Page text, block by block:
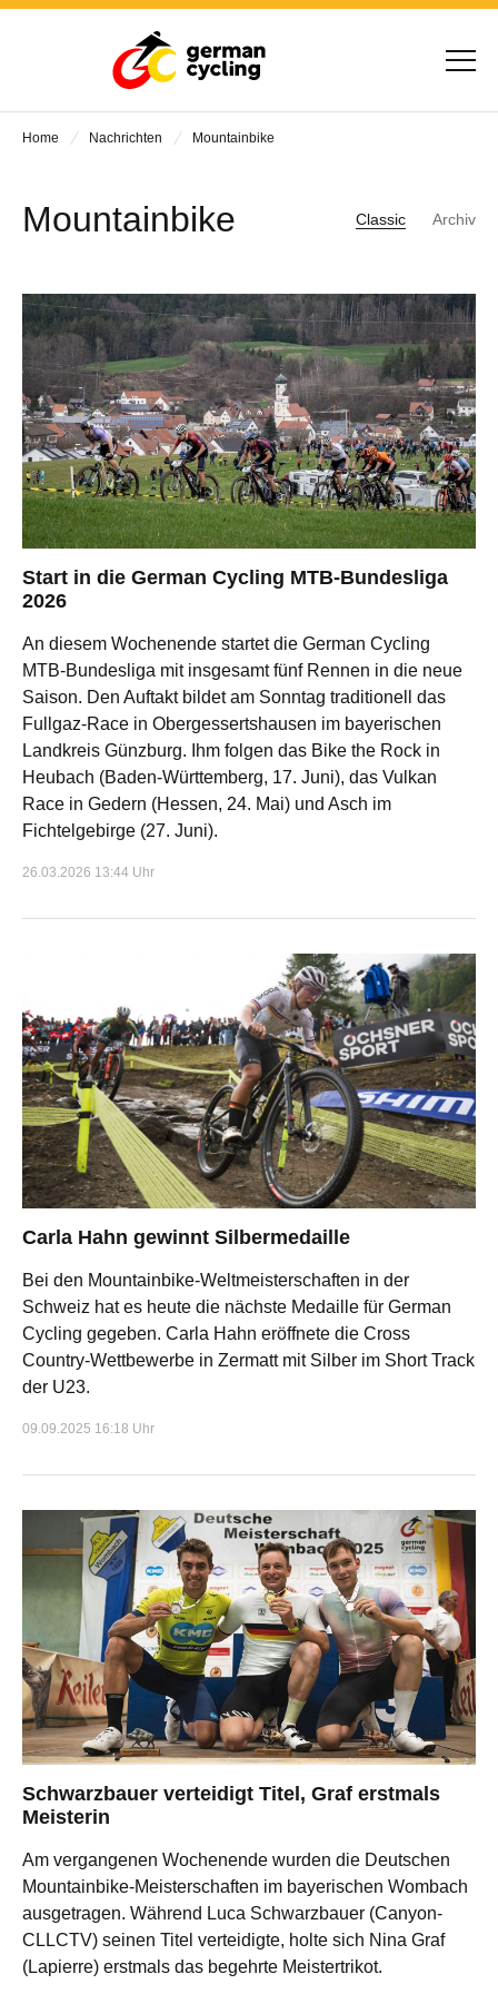
Home Nachrichten Mountainbike
Mountainbike Classic Archiv
Start in die German Cycling MTB-Bundesliga
2026
An diesem Wochenende startet die German Cycling
MTB-Bundesliga mit insgesamt fünf Rennen in die neue
Saison. Den Auftakt bildet am Sonntag traditionell das
Fullgaz-Race in Obergessertshausen im bayerischen
Landkreis Günzburg. Ihm folgen das Bike the Rock in
Heubach (Baden-Württemberg, 17. Juni), das Vulkan
Race in Gedern (Hessen, 24. Mai) und Asch im
Fichtelgebirge (27. Juni).
26.03.2026 13:44 Uhr
Carla Hahn gewinnt Silbermedaille
Bei den Mountainbike-Weltmeisterschaften in der
Schweiz hat es heute die nächste Medaille für German
Cycling gegeben. Carla Hahn eröffnete die Cross
Country-Wettbewerbe in Zermatt mit Silber im Short Track
der U23.
09.09.2025 16:18 Uhr
Schwarzbauer verteidigt Titel, Graf erstmals
Meisterin
Am vergangenen Wochenende wurden die Deutschen
Mountainbike-Meisterschaften im bayerischen Wombach
ausgetragen. Während Luca Schwarzbauer (Canyon-
CLLCTV) seinen Titel verteidigte, holte sich Nina Graf
(Lapierre) erstmals das begehrte Meistertrikot.